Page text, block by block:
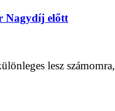
Nagydíj előtt
lesz